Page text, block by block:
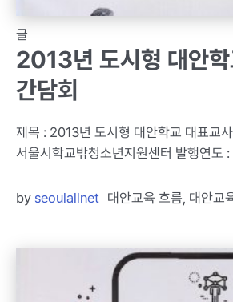
글
2013년 도시형 대안
간담회
제목 : 2013년 도시형 대안학교 대표교
서울시학교밖청소년지원센터 발행연도
by seoulallnet 대안교육 흐름, 대안교